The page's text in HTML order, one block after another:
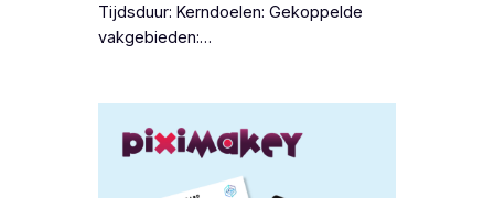
Tijdsduur: Kerndoelen: Gekoppelde
vakgebieden:…